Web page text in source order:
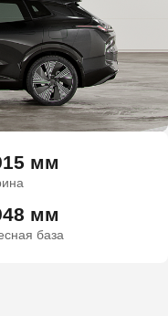
мм
мм
база